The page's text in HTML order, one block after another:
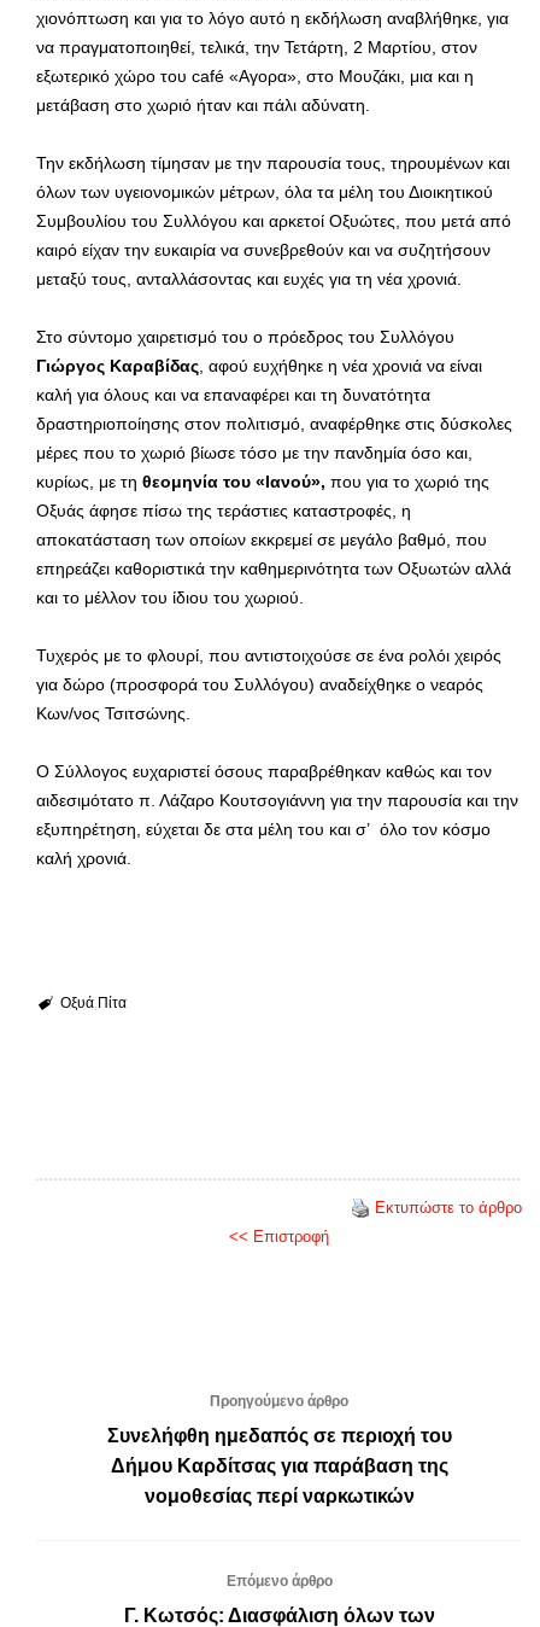
χιονόπτωση και για το λόγο αυτό η εκδήλωση αναβλήθηκε, για
να πραγματοποιηθεί, τελικά, την Τετάρτη, 2 Μαρτίου, στον
εξωτερικό χώρο του café «Αγορα», στο Μουζάκι, μια και η
μετάβαση στο χωριό ήταν και πάλι αδύνατη.
Την εκδήλωση τίμησαν με την παρουσία τους, τηρουμένων και
όλων των υγειονομικών μέτρων, όλα τα μέλη του Διοικητικού
Συμβουλίου του Συλλόγου και αρκετοί Οξυώτες, που μετά από
καιρό είχαν την ευκαιρία να συνεβρεθούν και να συζητήσουν
μεταξύ τους, ανταλλάσοντας και ευχές για τη νέα χρονιά.
Στο σύντομο χαιρετισμό του ο πρόεδρος του Συλλόγου
Γιώργος Καραβίδας , αφού ευχήθηκε η νέα χρονιά να είναι
καλή για όλους και να επαναφέρει και τη δυνατότητα
δραστηριοποίησης στον πολιτισμό, αναφέρθηκε στις δύσκολες
μέρες που το χωριό βίωσε τόσο με την πανδημία όσο και,
κυρίως, με τη θεομηνία του «Ιανού», που για το χωριό της
Οξυάς άφησε πίσω της τεράστιες καταστροφές, η
αποκατάσταση των οποίων εκκρεμεί σε μεγάλο βαθμό, που
επηρεάζει καθοριστικά την καθημερινότητα των Οξυωτών αλλά
και το μέλλον του ίδιου του χωριού.
Τυχερός με το φλουρί, που αντιστοιχούσε σε ένα ρολόι χειρός
για δώρο (προσφορά του Συλλόγου) αναδείχθηκε ο νεαρός
Κων/νος Τσιτσώνης.
Ο Σύλλογος ευχαριστεί όσους παραβρέθηκαν καθώς και τον
αιδεσιμότατο π. Λάζαρο Κουτσογιάννη για την παρουσία και την
εξυπηρέτηση, εύχεται δε στα μέλη του και σ’ όλο τον κόσμο
καλή χρονιά.
Οξυά Πίτα
Εκτυπώστε το άρθρο
<< Επιστροφή
Προηγούμενο άρθρο
Συνελήφθη ημεδαπός σε περιοχή του
Δήμου Καρδίτσας για παράβαση της
νομοθεσίας περί ναρκωτικών
Επόμενο άρθρο
Γ. Κωτσός: Διασφάλιση όλων των